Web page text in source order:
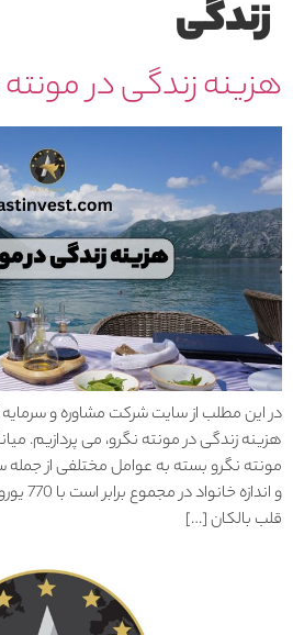
زندگی
هزینه زندگی در
در این مطلب از سایت شرکت مشاوره و
هزینه زندگی در مونته نگرو، می پردازیم.
مونته نگرو بسته به عوامل مختلفی از
و
قلب بالکان […]